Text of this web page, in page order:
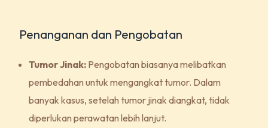
Penanganan dan Pengobatan
Tumor Jinak: Pengobatan biasanya melibatkan
pembedahan untuk mengangkat tumor. Dalam
banyak kasus, setelah tumor jinak diangkat, tidak
diperlukan perawatan lebih lanjut.